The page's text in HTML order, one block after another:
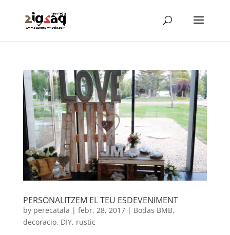
PERSONALITZEM EL TEU ESDEVENIMENT
by perecatala | febr. 28, 2017| Bodas BMB,
decoracio, DIY, rustic